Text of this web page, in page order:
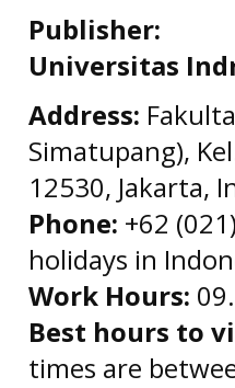
Publisher:
Universitas
Address:
Simatupang),
12530, Jakarta,
Phone: +62
holidays in
Work Hours:
Best hours to
times are